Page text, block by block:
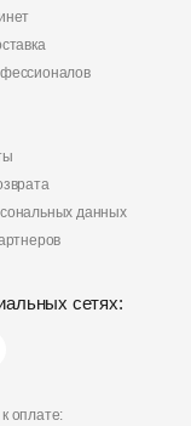
данных
сетях:
оплате: